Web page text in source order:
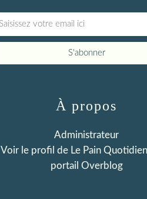
À propos
Administrateur
Voir le profil de Le Pain Quotidien
portail Overblog